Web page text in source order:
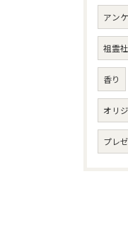
アン
祖霊社
香り
オリ
プレ